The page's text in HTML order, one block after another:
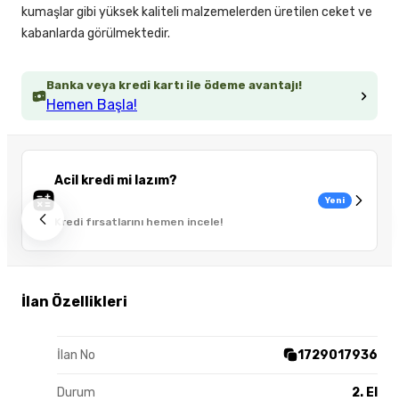
Banka veya kredi kartı ile ödeme avantajı!
Hemen Başla!
Acil kredi mi lazım?
Kredi fırsatlarını hemen incele!
Yeni
İlan Özellikleri
İlan No 1729017936
Durum 2. El
kumaşlar gibi yüksek kaliteli malzemelerden üretilen ceket ve
kabanlarda görülmektedir.